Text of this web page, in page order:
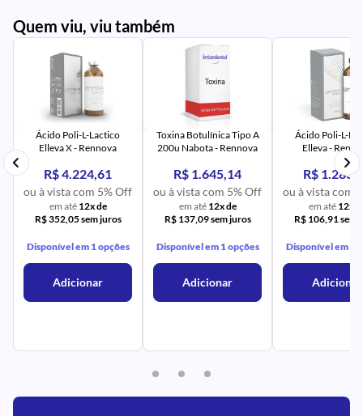
Quem viu, viu também
UR
Ácido Poli-L-Lactico
Elleva X - Rennova
R$ 4.224,61
ou à vista com 5% Off
em até 12x de
R$ 352,05 sem juros
Disponível em 1 opções
Adicionar
Toxina Botulínica Tipo A
200u Nabota - Rennova
R$ 1.645,14
ou à vista com 5% Off
em até 12x de
R$ 137,09 sem juros
Disponível em 1 opções
Adicionar
UR
Ácido Poli-L-
Elleva -
R$
ou à vista com
em até 12x
R$ 106,91 sem
Disponível em 1
Adicionar